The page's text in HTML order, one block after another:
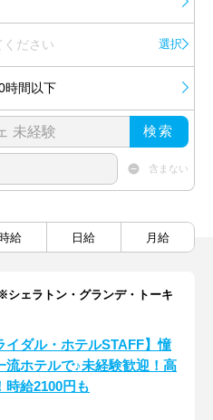
ください 選択
時間以下
検索
含まない
給 日給 月給
ェラトン・グランデ・トーキ
イダル・ホテルSTAFF】憧
流ホテルで♪未経験歓迎！高
時給2100円も